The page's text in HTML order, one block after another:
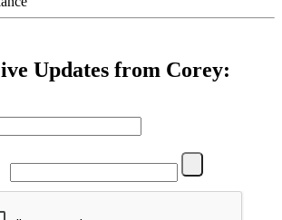
Updates from Corey: